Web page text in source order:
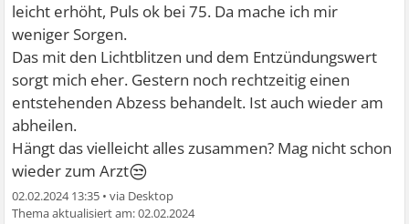
leicht erhöht, Puls ok bei 75. Da mache ich mir
weniger Sorgen.
Das mit den Lichtblitzen und dem Entzündungswert
sorgt mich eher. Gestern noch rechtzeitig einen
entstehenden Abzess behandelt. Ist auch wieder am
abheilen.
Hängt das vielleicht alles zusammen? Mag nicht schon
wieder zum Arzt😒
02.02.2024 13:35 •
02.02.2024